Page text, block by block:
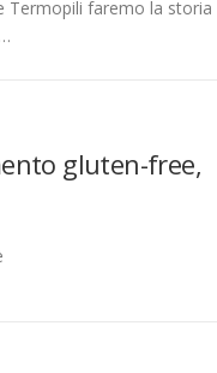
Termopili faremo la storia
gluten-free,